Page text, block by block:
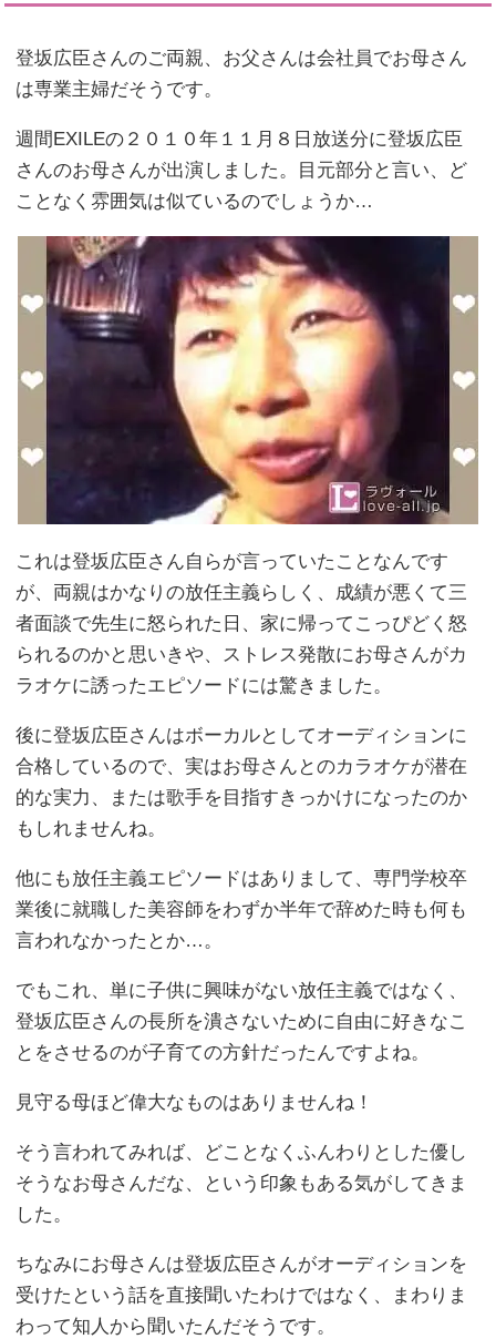
登坂広臣さんのご両親、お父さんは会社員でお母さん
は専業主婦だそうです。
週間EXILEの２０１０年１１月８日放送分に登坂広臣
さんのお母さんが出演しました。目元部分と言い、ど
ことなく雰囲気は似ているのでしょうか…
これは登坂広臣さん自らが言っていたことなんです
が、両親はかなりの放任主義らしく、成績が悪くて三
者面談で先生に怒られた日、家に帰ってこっぴどく怒
られるのかと思いきや、ストレス発散にお母さんがカ
ラオケに誘ったエピソードには驚きました。
後に登坂広臣さんはボーカルとしてオーディションに
合格しているので、実はお母さんとのカラオケが潜在
的な実力、または歌手を目指すきっかけになったのか
もしれませんね。
他にも放任主義エピソードはありまして、専門学校卒
業後に就職した美容師をわずか半年で辞めた時も何も
言われなかったとか…。
でもこれ、単に子供に興味がない放任主義ではなく、
登坂広臣さんの長所を潰さないために自由に好きなこ
とをさせるのが子育ての方針だったんですよね。
見守る母ほど偉大なものはありませんね！
そう言われてみれば、どことなくふんわりとした優し
そうなお母さんだな、という印象もある気がしてきま
した。
ちなみにお母さんは登坂広臣さんがオーディションを
受けたという話を直接聞いたわけではなく、まわりま
わって知人から聞いたんだそうです。